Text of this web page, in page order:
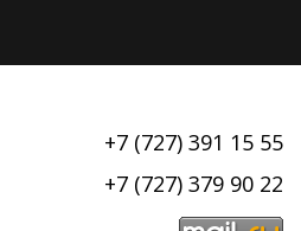
+7 (727) 391 15 55
+7 (727) 379 90 22